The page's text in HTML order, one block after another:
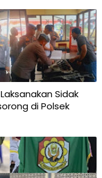
Sidak
di Polsek